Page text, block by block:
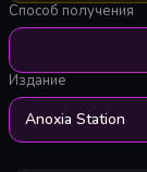
Способ получения
Издание
Anoxia Station